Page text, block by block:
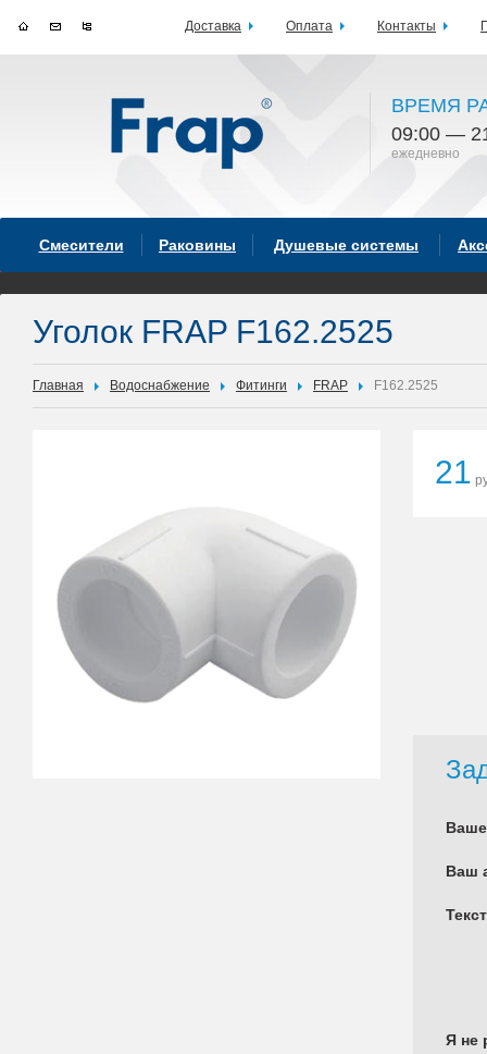
ВРЕМЯ
09:00 —
ежедневно
Смесители Раковины Душевые системы
Уголок FRAP F162.2525
Главная Водоснабжение Фитинги FRAP F162.2525
21
Ваш
Я не
Доставка Оплата Контакты